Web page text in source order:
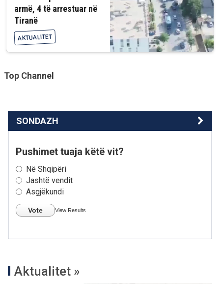
armë, 4 të arrestuar në
Tiranë
AKTUALITET
Top Channel
SONDAZH
Pushimet tuaja këtë vit?
Në Shqipëri
Jashtë vendit
Asgjëkundi
Vote View Results
Aktualitet »